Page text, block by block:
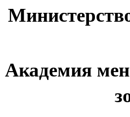
Академия